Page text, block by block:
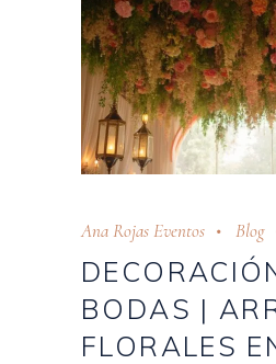
Ana Rojas Eventos Blog
BODAS |
FLORALES